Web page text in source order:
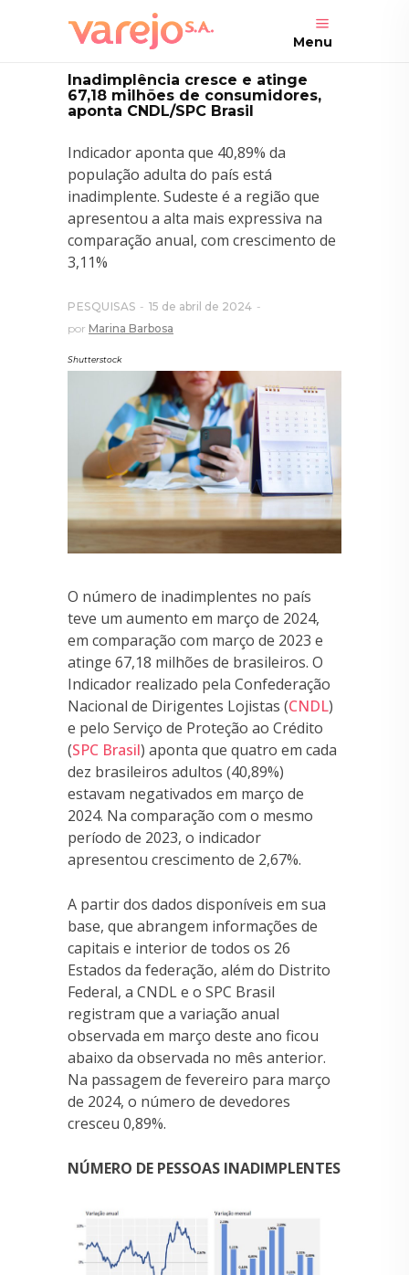
Menu
Inadimplência cresce e atinge
67,18 milhões de consumidores,
aponta CNDL/SPC Brasil
Indicador aponta que 40,89% da
população adulta do país está
inadimplente. Sudeste é a região que
apresentou a alta mais expressiva na
comparação anual, com crescimento de
3,11%
PESQUISAS
15 de abril de 2024
por Marina Barbosa
Shutterstock
O número de inadimplentes no país
teve um aumento em março de 2024,
em comparação com março de 2023 e
atinge 67,18 milhões de brasileiros. O
Indicador realizado pela Confederação
Nacional de Dirigentes Lojistas (CNDL)
e pelo Serviço de Proteção ao Crédito
(SPC Brasil) aponta que quatro em cada
dez brasileiros adultos (40,89%)
estavam negativados em março de
2024. Na comparação com o mesmo
período de 2023, o indicador
apresentou crescimento de 2,67%.
A partir dos dados disponíveis em sua
base, que abrangem informações de
capitais e interior de todos os 26
Estados da federação, além do Distrito
Federal, a CNDL e o SPC Brasil
registram que a variação anual
observada em março deste ano ficou
abaixo da observada no mês anterior.
Na passagem de fevereiro para março
de 2024, o número de devedores
cresceu 0,89%.
NÚMERO DE PESSOAS INADIMPLENTES